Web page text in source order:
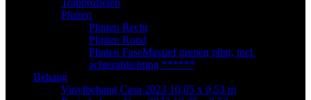
Trapprofielen
Plinten
Plinten Recht
Plinten Rond
Plinten FaseMassief grenen plint, incl.
achterafdichting ******
Behang
Vinylbehang Casa 2023 10,05 x 0,53 m